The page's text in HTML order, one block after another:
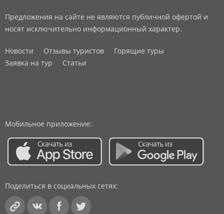
Предложения на сайте не являются публичной офертой и
носят исключительно информационный характер.
Новости Отзывы туристов
Горящие туры
Заявка на тур
Статьи
Мобильное приложение:
Поделиться в социальных сетях: